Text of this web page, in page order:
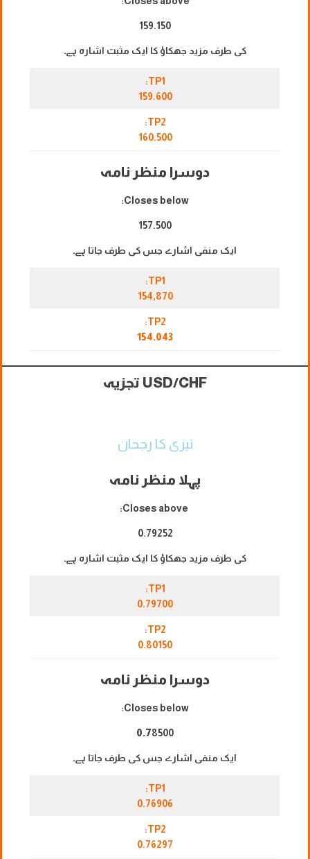
159.150
کی طرف مزید جھکاؤ کا ایک مثبت اشارہ ہے۔
TP1:
159.600
TP2:
160.500
دوسرا منظر نامہ
Closes below:
157.500
ایک منفی اشارے جس کی طرف جاتا ہے۔
TP1:
154,870
TP2:
154.043
USD/CHF تجزیہ
تیزی کا رجحان
پہلا منظر نامہ
0.79252
کی طرف مزید جھکاؤ کا ایک مثبت اشارہ ہے۔
TP1:
0.79700
TP2:
0.80150
دوسرا منظر نامہ
Closes below:
0.78500
ایک منفی اشارے جس کی طرف جاتا ہے۔
TP1:
0.76906
TP2:
0.76297